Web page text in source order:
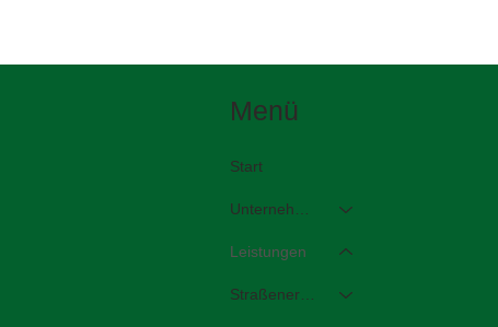
Menü
Start
Unternehmen
Leistungen
Straßenerhaltung/-reparatur